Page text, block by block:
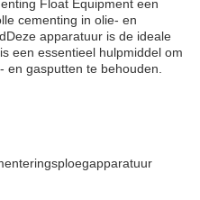
Float Equipment een
cementing in olie- en
apparatuur is de ideale
een essentieel hulpmiddel om
en gasputten te behouden.